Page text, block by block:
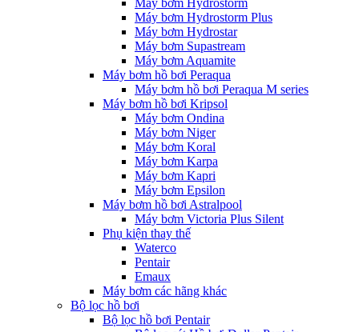
Máy bơm Hydrostorm
Máy bơm Hydrostorm Plus
Máy bơm Hydrostar
Máy bơm Supastream
Máy bơm Aquamite
Máy bơm hồ bơi Peraqua
Máy bơm hồ bơi Peraqua M series
Máy bơm hồ bơi Kripsol
Máy bơm Ondina
Máy bơm Niger
Máy bơm Koral
Máy bơm Karpa
Máy bơm Kapri
Máy bơm Epsilon
Máy bơm hồ bơi Astralpool
Máy bơm Victoria Plus Silent
Phụ kiện thay thế
Waterco
Pentair
Emaux
Máy bơm các hãng khác
Bộ lọc hồ bơi
Bộ lọc hồ bơi Pentair